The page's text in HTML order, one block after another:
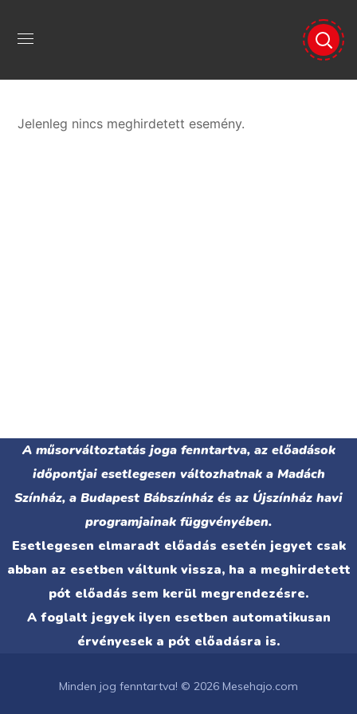
Jelenleg nincs meghirdetett esemény.
A műsorváltoztatás joga fenntartva, az előadások
időpontjai esetlegesen változhatnak a Madách
Színház, a Budapest Bábszínház és az Újszínház havi
programjainak függvényében.
Esetlegesen elmaradt előadás esetén jegyet csak
abban az esetben váltunk vissza, ha a meghirdetett
pót előadás sem kerül megrendezésre.
A foglalt jegyek ilyen esetben automatikusan
érvényesek a pót előadásra is.
Minden jog fenntartva! © 2026 Mesehajo.com